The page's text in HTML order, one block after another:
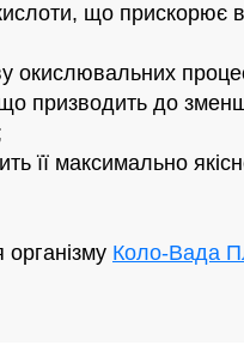
що прискорює
окислювальних
призводить до
її максимально
Коло-Вада